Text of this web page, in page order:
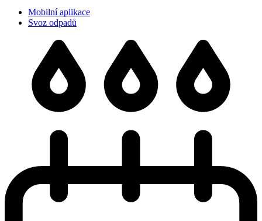
Mobilní aplikace
Svoz odpadů